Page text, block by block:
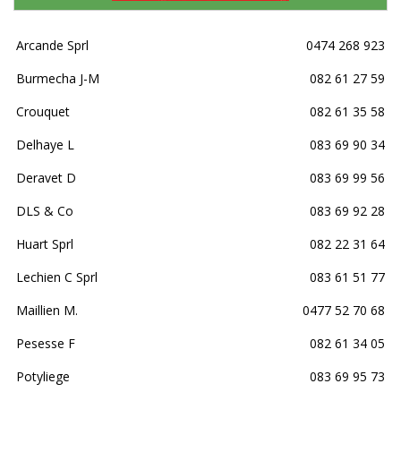
Arcande Sprl
0474 268 923
Burmecha J-M
082 61 27 59
Crouquet
082 61 35 58
Delhaye L
083 69 90 34
Deravet D
083 69 99 56
DLS & Co
083 69 92 28
Huart Sprl
082 22 31 64
Lechien C Sprl
083 61 51 77
Maillien M.
0477 52 70 68
Pesesse F
082 61 34 05
Potyliege
083 69 95 73